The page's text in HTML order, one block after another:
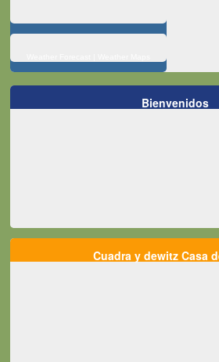
Bienvenidos
Cuadra y dewitz Casa